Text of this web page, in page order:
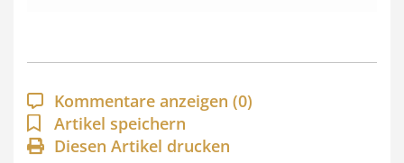
p
a
n
n
Kommentare anzeigen (0)
Artikel speichern
Diesen Artikel drucken